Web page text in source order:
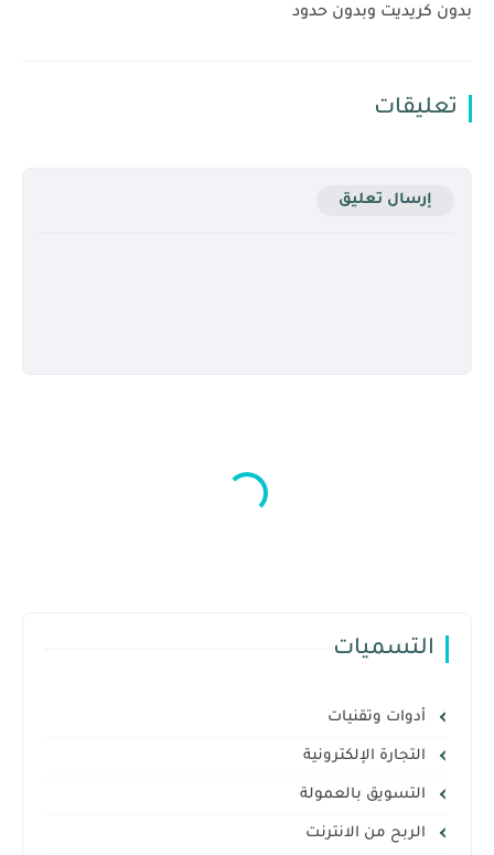
بدون كريديت وبدون حدود
تعليقات
إرسال تعليق
التسميات
أدوات وتقنيات
التجارة الإلكترونية
التسويق بالعمولة
الربح من الانترنت